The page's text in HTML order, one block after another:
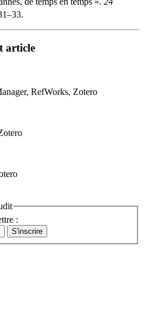
article
RefWorks, Zotero
: